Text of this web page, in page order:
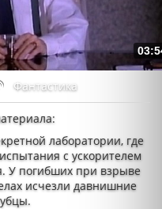
Фантастика
:
лаборатории, где
с ускорителем
У погибших при взрыве
исчезли давнишние